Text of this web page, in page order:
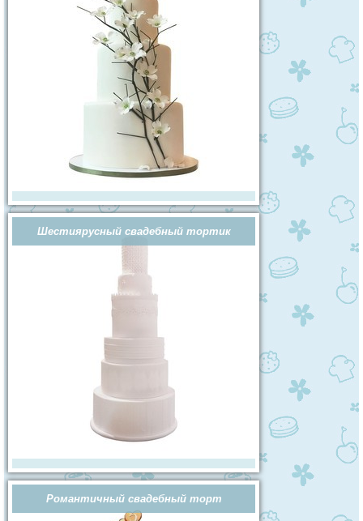
Шестиярусный свадебный тортик
Романтичный свадебный торт